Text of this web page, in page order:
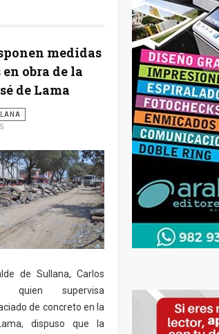
medidas
obra de la
de Lama
de Sullana, Carlos
quien supervisa
de concreto en la
dispuso que la